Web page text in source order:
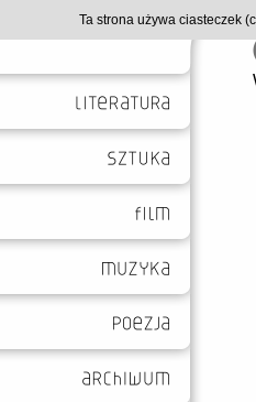
Ta strona używa ciasteczek